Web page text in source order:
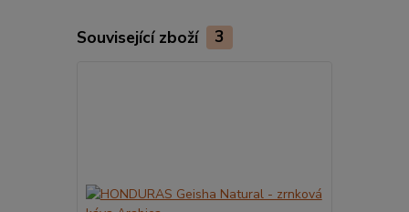
Související zboží 3